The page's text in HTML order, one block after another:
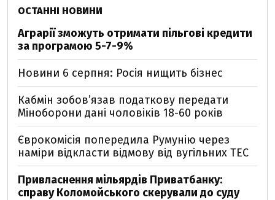
ОСТАННІ НОВИНИ
Аграрії зможуть отримати пільгові кредити
за програмою 5-7-9%
Новини 6 серпня: Росія нищить бізнес
Кабмін зобовʼязав податкову передати
Міноборони дані чоловіків 18-60 років
Єврокомісія попередила Румунію через
наміри відкласти відмову від вугільних ТЕС
Привласнення мільярдів Приватбанку:
справу Коломойського скерували до суду